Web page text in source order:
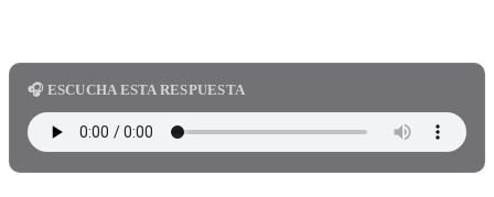
🎧 ESCUCHA ESTA RESPUESTA